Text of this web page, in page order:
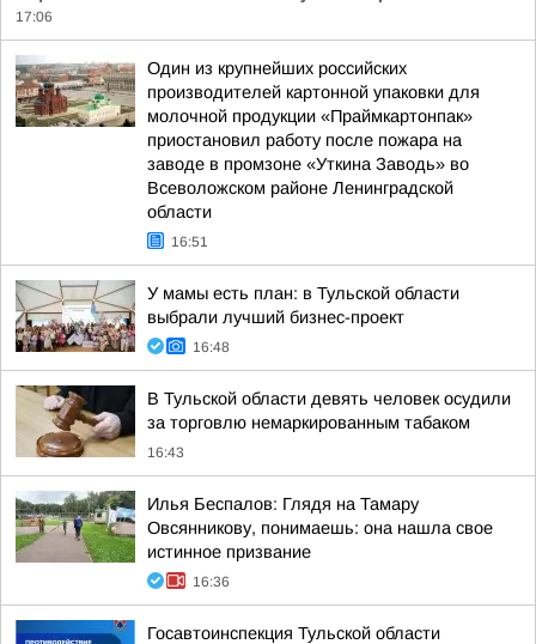
17:06
Один из крупнейших российских
производителей картонной упаковки для
молочной продукции «Праймкартонпак»
приостановил работу после пожара на
заводе в промзоне «Уткина Заводь» во
Всеволожском районе Ленинградской
области
16:51
У мамы есть план: в Тульской области
выбрали лучший бизнес-проект
16:48
В Тульской области девять человек осудили
за торговлю немаркированным табаком
16:43
Илья Беспалов: Глядя на Тамару
Овсянникову, понимаешь: она нашла свое
истинное призвание
16:36
Госавтоинспекция Тульской области